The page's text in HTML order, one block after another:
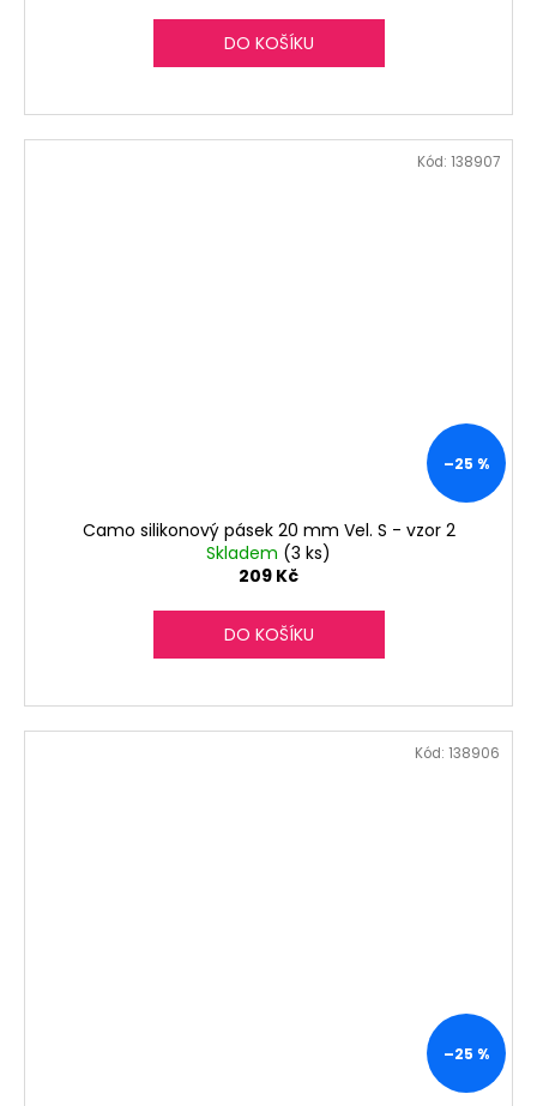
DO KOŠÍKU
–25 %
Camo silikonový pásek 20 mm Vel. S - vzor 2
Skladem (3 ks)
209 Kč
DO KOŠÍKU
Kód: 138907
–25 %
Kód: 138906